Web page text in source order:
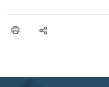
érésű szőlőkben is legyen
felhasználók számára is